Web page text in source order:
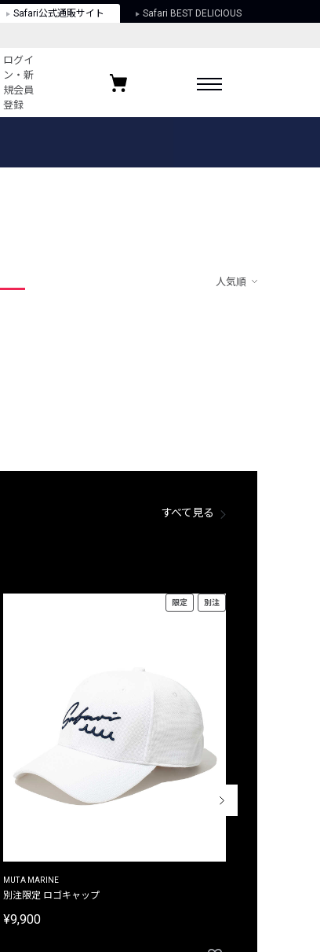
Safari公式通販サイト Safari BEST DELICIOUS
ログイ
ン・新
規会員
登録
お気に入りブランド
人気順
すべて見る
限定 別注
MUTA MARINE
別注限定 ロゴキャップ
¥9,900